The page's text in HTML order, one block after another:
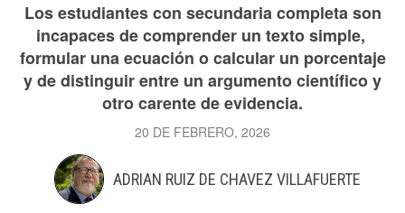
Los estudiantes con secundaria completa son
incapaces de comprender un texto simple,
formular una ecuación o calcular un porcentaje
y de distinguir entre un argumento científico y
otro carente de evidencia.
20 DE FEBRERO, 2026
ADRIAN RUIZ DE CHAVEZ VILLAFUERTE